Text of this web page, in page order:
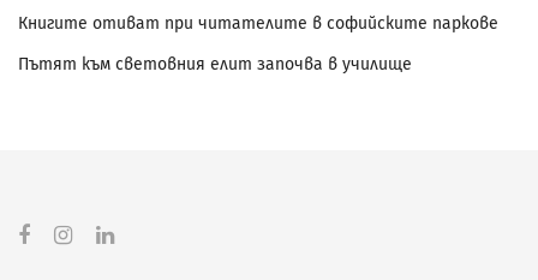
Книгите отиват при читателите в софийските паркове
Пътят към световния елит започва в училище